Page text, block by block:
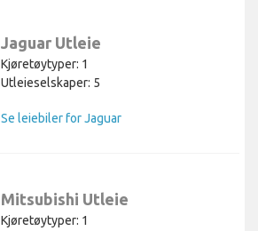
Jaguar Utleie
Kjøretøytyper: 1
Utleieselskaper: 5
Se leiebiler for Jaguar
Mitsubishi Utleie
Kjøretøytyper: 1